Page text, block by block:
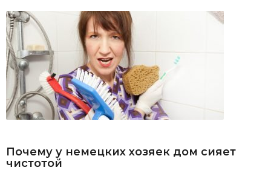
Почему у немецких хозяек дом сияет
чистотой